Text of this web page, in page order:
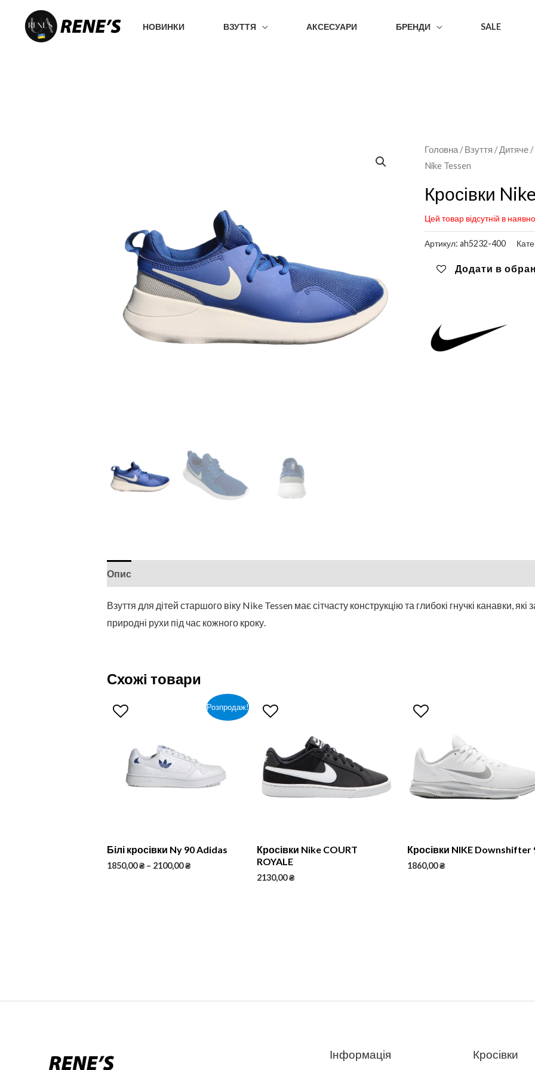
Перейти
НОВИНКИ ВЗУТТЯ АКСЕСУАРИ БРЕНДИ SALE
Головна /Взуття /Дитяче /
Nike Tessen
Кросівки
Цей товар відсутній в
Артикул:ah5232-400
Додати в
Опис
Взуття для дітей старшого віку Nike Tessen має сітчасту конструкцію та глибокі гнучкі канавки,
природні рухи під час кожного кроку.
Схожі товари
Розпродаж!
Білі кросівки Ny 90 Adidas
1850,00₴– 2100,00₴
Кросівки Nike COURT
ROYALE
2130,00₴
Кросівки NIKE Downshifter
1860,00₴
Інформація Кросівки